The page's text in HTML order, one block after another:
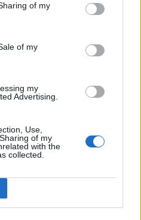
of my
of my
my
Advertising.
Use,
of my
with the
collected.
υπάρξει επίσημη
ή προσαγωγές,
συνεχίζουν να
στη δικογραφία,